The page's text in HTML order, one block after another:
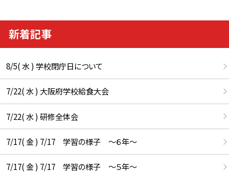
新着記事
8/5( 水 ) 学校閉庁日について
7/22( 水 ) 大阪府学校給食大会
7/22( 水 ) 研修全体会
7/17( 金 ) 7/17 学習の様子 ～６年～
7/17( 金 ) 7/17 学習の様子 ～５年～